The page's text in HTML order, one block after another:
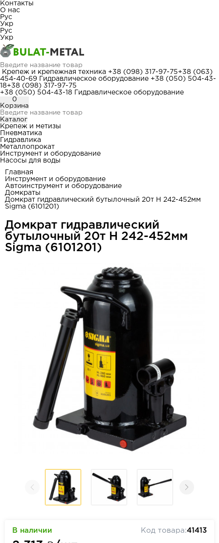
Контакты
О нас
Рус
Укр
Рус
Укр
Крепеж и крепежная техника +38 (098) 317-97-75+38 (063)
454-40-69
Гидравлическое оборудование +38 (050) 504-43-
18+38 (098) 317-97-75
+38 (050) 504-43-18
Гидравлическое оборудование
0
Корзина
Каталог
Крепеж и метизы
Пневматика
Гидравлика
Металлопрокат
Инструмент и оборудование
Насосы для воды
Главная
Инструмент и оборудование
Автоинструмент и оборудование
Домкраты
Домкрат гидравлический бутылочный 20т H 242-452мм
Sigma (6101201)
Домкрат гидравлический
бутылочный 20т H 242-452мм
Sigma (6101201)
В наличии Код товара:41413